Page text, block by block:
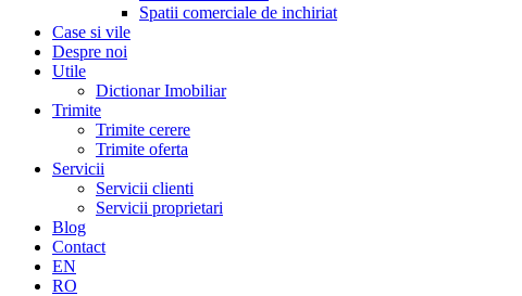
Spatii comerciale de inchiriat
Case si vile
Despre noi
Utile
Dictionar Imobiliar
Trimite
Trimite cerere
Trimite oferta
Servicii
Servicii clienti
Servicii proprietari
Blog
Contact
EN
RO